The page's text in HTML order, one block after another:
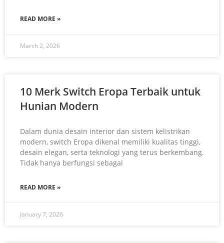
READ MORE »
March 2, 2026
10 Merk Switch Eropa Terbaik untuk
Hunian Modern
Dalam dunia desain interior dan sistem kelistrikan
modern, switch Eropa dikenal memiliki kualitas tinggi,
desain elegan, serta teknologi yang terus berkembang.
Tidak hanya berfungsi sebagai
READ MORE »
January 7, 2026